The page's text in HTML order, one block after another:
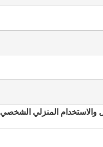
والاستخدام المنزلي الشخصي